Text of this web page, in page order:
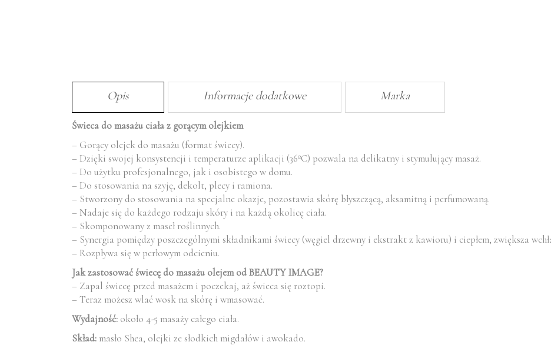
Opis Informacje dodatkowe Marka
Świeca do masażu ciała z gorącym olejkiem
– Gorący olejek do masażu (format świecy).
– Dzięki swojej konsystencji i temperaturze aplikacji (36ºC) pozwala na delikatny i stymulujący masaż.
– Do użytku profesjonalnego, jak i osobistego w domu.
– Do stosowania na szyję, dekolt, plecy i ramiona.
– Stworzony do stosowania na specjalne okazje, pozostawia skórę błyszczącą, aksamitną i perfumowaną.
– Nadaje się do każdego rodzaju skóry i na każdą okolicę ciała.
– Skomponowany z maseł roślinnych.
– Synergia pomiędzy poszczególnymi składnikami świecy (węgiel drzewny i ekstrakt z kawioru) i ciepłem, zwiększa
– Rozpływa się w perłowym odcieniu.
Jak zastosować świecę do masażu olejem od BEAUTY IMAGE?
– Zapal świecę przed masażem i poczekaj, aż świeca się roztopi.
– Teraz możesz wlać wosk na skórę i wmasować.
Wydajność: około 4-5 masaży całego ciała.
Skład: masło Shea, olejki ze słodkich migdałów i awokado.